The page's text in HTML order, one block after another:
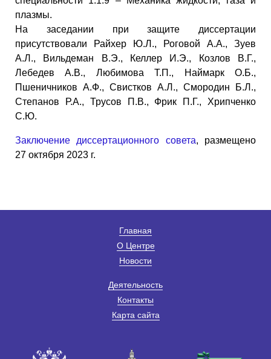
плазмы.
На заседании при защите диссертации
присутствовали Райхер Ю.Л., Роговой А.А., Зуев
А.Л., Вильдеман В.Э., Келлер И.Э., Козлов В.Г.,
Лебедев А.В., Любимова Т.П., Наймарк О.Б.,
Пшеничников А.Ф., Свистков А.Л., Смородин Б.Л.,
Степанов Р.А., Трусов П.В., Фрик П.Г., Хрипченко
С.Ю.
Заключение диссертационного совета, размещено
27 октября 2023 г.
Главная
О Центре
Новости
Деятельность
Контакты
Карта сайта